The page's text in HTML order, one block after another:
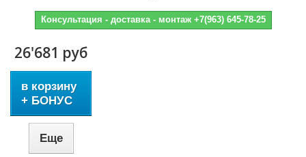
Консультация - доставка - монтаж +7(963) 645-78-25
26'681 руб
в корзину
+ БОНУС
Еще